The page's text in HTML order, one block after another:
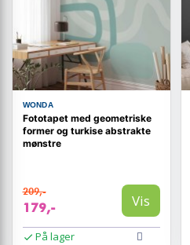
WONDA
Fototapet med geometriske
former og turkise abstrakte
mønstre
209,-
179,- Vis
På lager